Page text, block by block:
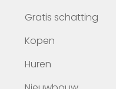
Gratis schatting
Kopen
Huren